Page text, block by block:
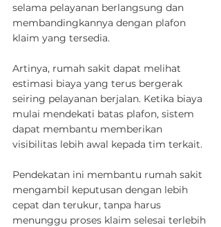
selama pelayanan berlangsung dan
membandingkannya dengan plafon
klaim yang tersedia.
Artinya, rumah sakit dapat melihat
estimasi biaya yang terus bergerak
seiring pelayanan berjalan. Ketika biaya
mulai mendekati batas plafon, sistem
dapat membantu memberikan
visibilitas lebih awal kepada tim terkait.
Pendekatan ini membantu rumah sakit
mengambil keputusan dengan lebih
cepat dan terukur, tanpa harus
menunggu proses klaim selesai terlebih